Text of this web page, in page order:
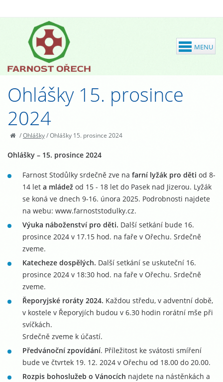
Ohlášky 15. prosince
2024
/Ohlášky/Ohlášky 15. prosince 2024
Ohlášky – 15. prosince 2024
Farnost Stodůlky srdečně zve na farní lyžák pro děti od 8-
14 let a mládež od 15 - 18 let do Pasek nad Jizerou. Lyžák
se koná ve dnech 9-16. února 2025. Podrobnosti najdete
na webu: www.farnoststodulky.cz.
Výuka náboženství pro děti. Další setkání bude 16.
prosince 2024 v 17.15 hod. na faře v Ořechu. Srdečně
zveme.
Katecheze dospělých. Další setkání se uskuteční 16.
prosince 2024 v 18:30 hod. na faře v Ořechu. Srdečně
zveme.
Řeporyjské roráty 2024. Každou středu, v adventní době,
v kostele v Řeporyjích budou v 6.30 hodin rorátní mše při
svíčkách.
Srdečně zveme k účastí.
Předvánoční zpovídání. Příležitost ke svátosti smíření
bude ve čtvrtek 19. 12. 2024 v Ořechu od 18.00 do 20.00.
Rozpis bohoslužeb o Vánocích najdete na nástěnkách a